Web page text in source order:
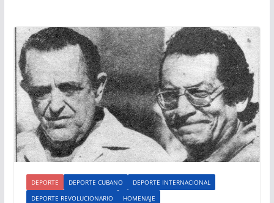
DEPORTE DEPORTE CUBANO
DEPORTE INTERNACIONAL
DEPORTE REVOLUCIONARIO
HOMENAJE